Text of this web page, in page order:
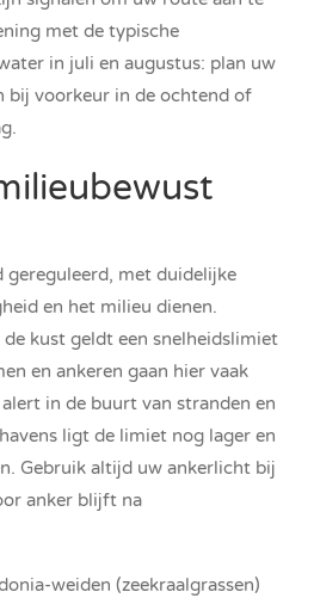
met de typische
in juli en augustus: plan uw
bij voorkeur in de ochtend of
gereguleerd, met duidelijke
en het milieu dienen.
kust geldt een snelheidslimiet
en ankeren gaan hier vaak
in de buurt van stranden en
ligt de limiet nog lager en
Gebruik altijd uw ankerlicht bij
anker blijft na
weiden (zeekraalgrassen)